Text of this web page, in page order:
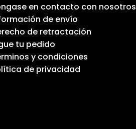
en contacto con nosotros
de envío
de retractación
tu pedido
y condiciones
de privacidad